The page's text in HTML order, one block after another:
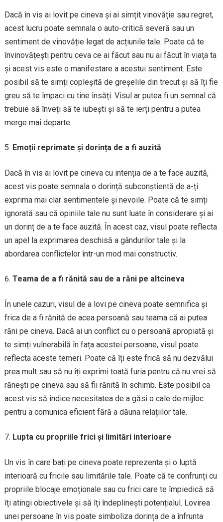
Dacă în vis ai lovit pe cineva și ai simțit vinovăție sau regret,
acest lucru poate semnala o auto-critică severă sau un
sentiment de vinovăție legat de acțiunile tale. Poate că te
învinovățești pentru ceva ce ai făcut sau nu ai făcut în viața ta
și acest vis este o manifestare a acestui sentiment. Este
posibil să te simți copleșită de greșelile din trecut și să îți fie
greu să te împaci cu tine însăți. Visul ar putea fi un semnal că
trebuie să înveți să te iubești și să te ierți pentru a putea
merge mai departe.
Emoții reprimate și dorința de a fi auzită
Dacă în vis ai lovit pe cineva cu intenția de a te face auzită,
acest vis poate semnala o dorință subconștientă de a-ți
exprima mai clar sentimentele și nevoile. Poate că te simți
ignorată sau că opiniile tale nu sunt luate în considerare și ai
un dorinț de a te face auzită. În acest caz, visul poate reflecta
un apel la exprimarea deschisă a gândurilor tale și la
abordarea conflictelor într-un mod mai constructiv.
Teama de a fi rănită sau de a răni pe altcineva
În unele cazuri, visul de a lovi pe cineva poate semnifica și
frica de a fi rănită de acea persoană sau teama că ai putea
răni pe cineva. Dacă ai un conflict cu o persoană apropiată și
te simți vulnerabilă în fața acestei persoane, visul poate
reflecta aceste temeri. Poate că îți este frică să nu dezvălui
prea mult sau să nu îți exprimi toată furia pentru că nu vrei să
rănești pe cineva sau să fii rănită în schimb. Este posibil ca
acest vis să indice necesitatea de a găsi o cale de mijloc
pentru a comunica eficient fără a dăuna relațiilor tale.
Lupta cu propriile frici și limitări interioare
Un vis în care bați pe cineva poate reprezenta și o luptă
interioară cu fricile sau limitările tale. Poate că te confrunți cu
propriile blocaje emoționale sau cu frici care te împiedică să
îți atingi obiectivele și să îți îndeplinești potențialul. Lovirea
unei persoane în vis poate simboliza dorința de a înfrunta